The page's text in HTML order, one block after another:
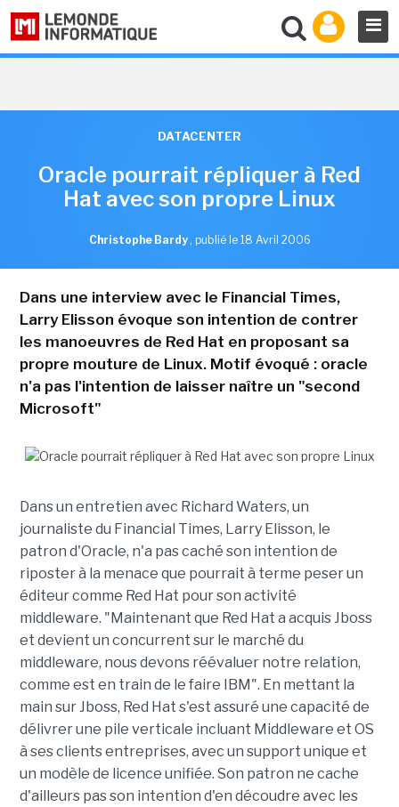
DATACENTER
Oracle pourrait répliquer à Red
Hat avec son propre Linux
Christophe Bardy , publié le 18 Avril 2006
Dans une interview avec le Financial Times,
Larry Elisson évoque son intention de contrer
les manoeuvres de Red Hat en proposant sa
propre mouture de Linux. Motif évoqué : oracle
n'a pas l'intention de laisser naître un "second
Microsoft"
Dans un entretien avec Richard Waters, un
journaliste du Financial Times, Larry Elisson, le
patron d'Oracle, n'a pas caché son intention de
riposter à la menace que pourrait à terme peser un
éditeur comme Red Hat pour son activité
middleware. "Maintenant que Red Hat a acquis Jboss
et devient un concurrent sur le marché du
middleware, nous devons réévaluer notre relation,
comme est en train de le faire IBM". En mettant la
main sur Jboss, Red Hat s'est assuré une capacité de
délivrer une pile verticale incluant Middleware et OS
à ses clients entreprises, avec un support unique et
un modèle de licence unifiée. Son patron ne cache
d'ailleurs pas son intention d'en découdre avec les